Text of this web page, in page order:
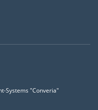
Systems
Systems "Converia"